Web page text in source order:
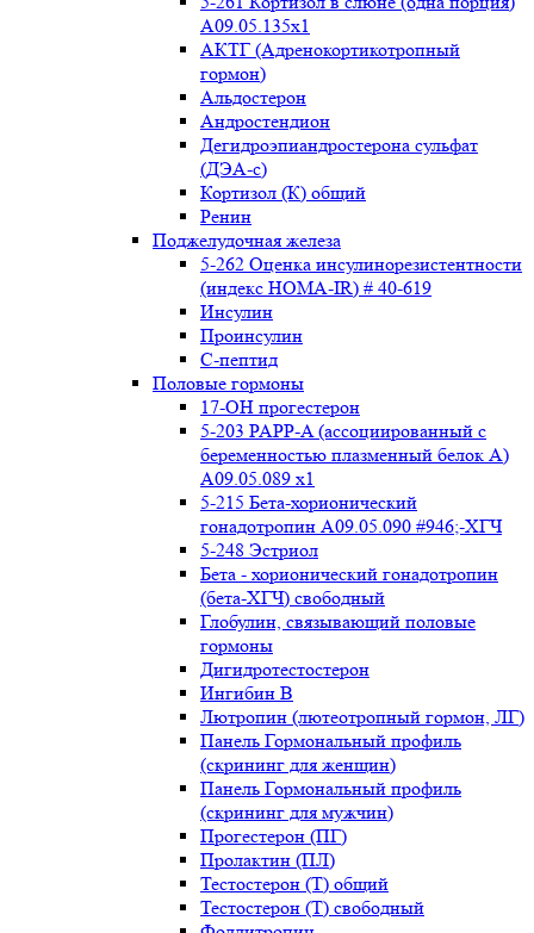
A09.05.135x1
АКТГ (Адренокортикотропный
гормон)
Альдостерон
Андростендион
Дегидроэпиандростерона сульфат
(ДЭА-с)
Кортизол (К) общий
Ренин
Поджелудочная железа
5-262 Оценка инсулинорезистентности
(индекс HOMA-IR) # 40-619
Инсулин
Проинсулин
С-пептид
Половые гормоны
17-ОН прогестерон
5-203 PAPP-A (ассоциированный с
беременностью плазменный белок А)
А09.05.089 x1
5-215 Бета-хорионический
гонадотропин А09.05.090 #946;-ХГЧ
5-248 Эстриол
Бета - хорионический гонадотропин
(бета-ХГЧ) свободный
Глобулин, связывающий половые
гормоны
Дигидротестостерон
Ингибин В
Лютропин (лютеотропный гормон, ЛГ)
Панель Гормональный профиль
(скрининг для женщин)
Панель Гормональный профиль
(скрининг для мужчин)
Прогестерон (ПГ)
Пролактин (ПЛ)
Тестостерон (Т) общий
Тестостерон (Т) свободный